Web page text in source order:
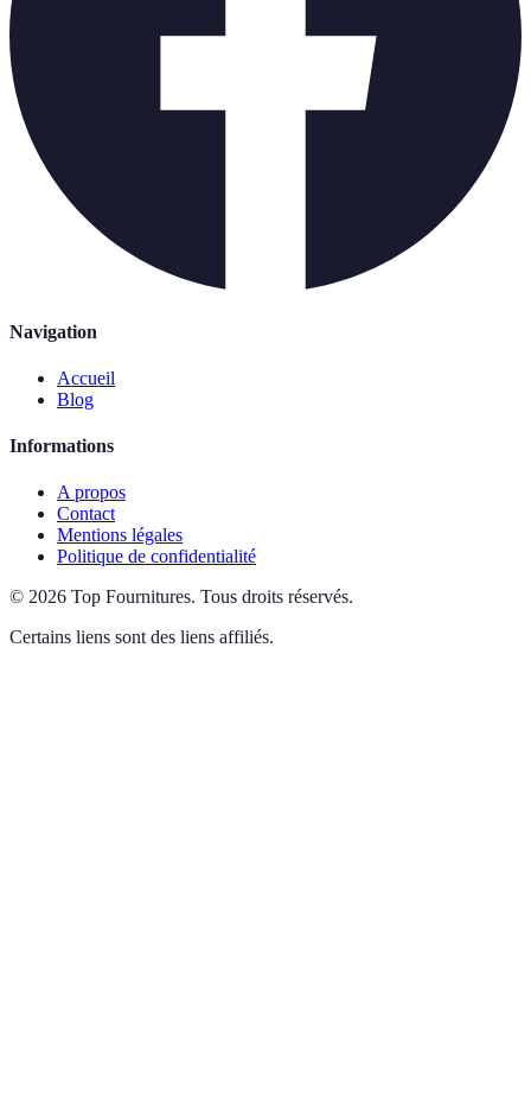
Navigation
Accueil
Blog
Informations
A propos
Contact
Mentions légales
Politique de confidentialité
© 2026 Top Fournitures. Tous droits réservés.
Certains liens sont des liens affiliés.